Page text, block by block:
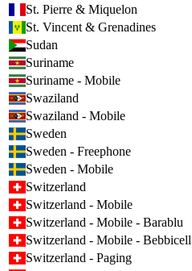
St. Pierre & Miquelon
St. Vincent & Grenadines
Sudan
Suriname
Suriname - Mobile
Swaziland
Swaziland - Mobile
Sweden
Sweden - Freephone
Sweden - Mobile
Switzerland
Switzerland - Mobile
Switzerland - Mobile - Barablu
Switzerland - Mobile - Bebbicell
Switzerland - Paging